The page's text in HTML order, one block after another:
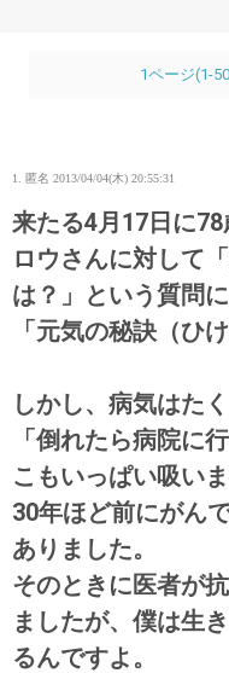
1ページ(1-
1. 匿名 2013/04/04(木) 20:55:31
来たる4月17日に
ロウさんに対して
は？」という質問に
「元気の秘訣（ひ
しかし、病気はた
「倒れたら病院に
こもいっぱい吸い
30年ほど前にがん
ありました。
そのときに医者が
ましたが、僕は生
るんですよ。